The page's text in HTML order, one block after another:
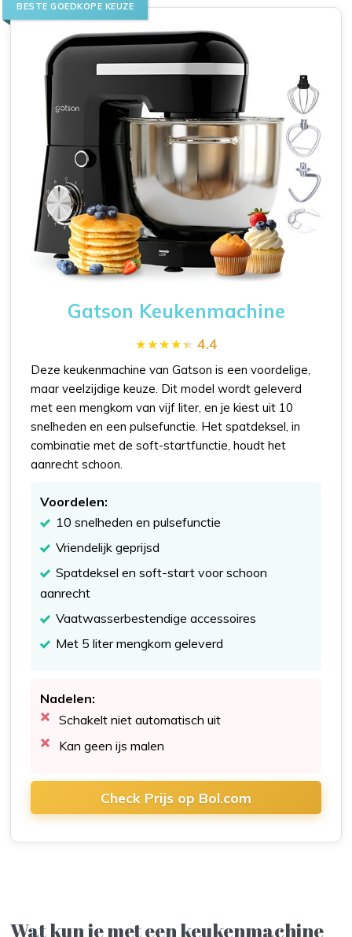
BESTE GOEDKOPE KEUZE
Gatson Keukenmachine
4.4
Deze keukenmachine van Gatson is een voordelige,
maar veelzijdige keuze. Dit model wordt geleverd
met een mengkom van vijf liter, en je kiest uit 10
snelheden en een pulsefunctie. Het spatdeksel, in
combinatie met de soft-startfunctie, houdt het
aanrecht schoon.
Voordelen:
10 snelheden en pulsefunctie
Vriendelijk geprijsd
Spatdeksel en soft-start voor schoon
aanrecht
Vaatwasserbestendige accessoires
Met 5 liter mengkom geleverd
Nadelen:
Schakelt niet automatisch uit
Kan geen ijs malen
Check Prijs op Bol.com
Wat kun je met een keukenmachine